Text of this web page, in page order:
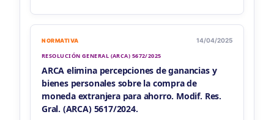
NORMATIVA 14/04/2025
RESOLUCIÓN GENERAL (ARCA) 5672/2025
ARCA elimina percepciones de ganancias y
bienes personales sobre la compra de
moneda extranjera para ahorro. Modif. Res.
Gral. (ARCA) 5617/2024.